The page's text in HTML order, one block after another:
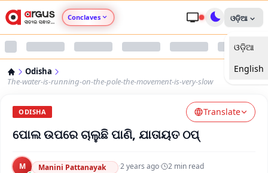
Conclaves
Argus Nari Shakti
Argus Health Connect
ଓଡ଼ିଆ
ଓଡ଼ିଆ
English
Odisha
The-water-is-running-on-the-pole-the-movement-is-very-slow
ODISHA Translate
ପୋଲ ଉପରେ ଚାଲୁଛି ପାଣି, ଯାତାୟତ ଠପ୍
M Manini Pattanayak ·2 years ago· 2 min read